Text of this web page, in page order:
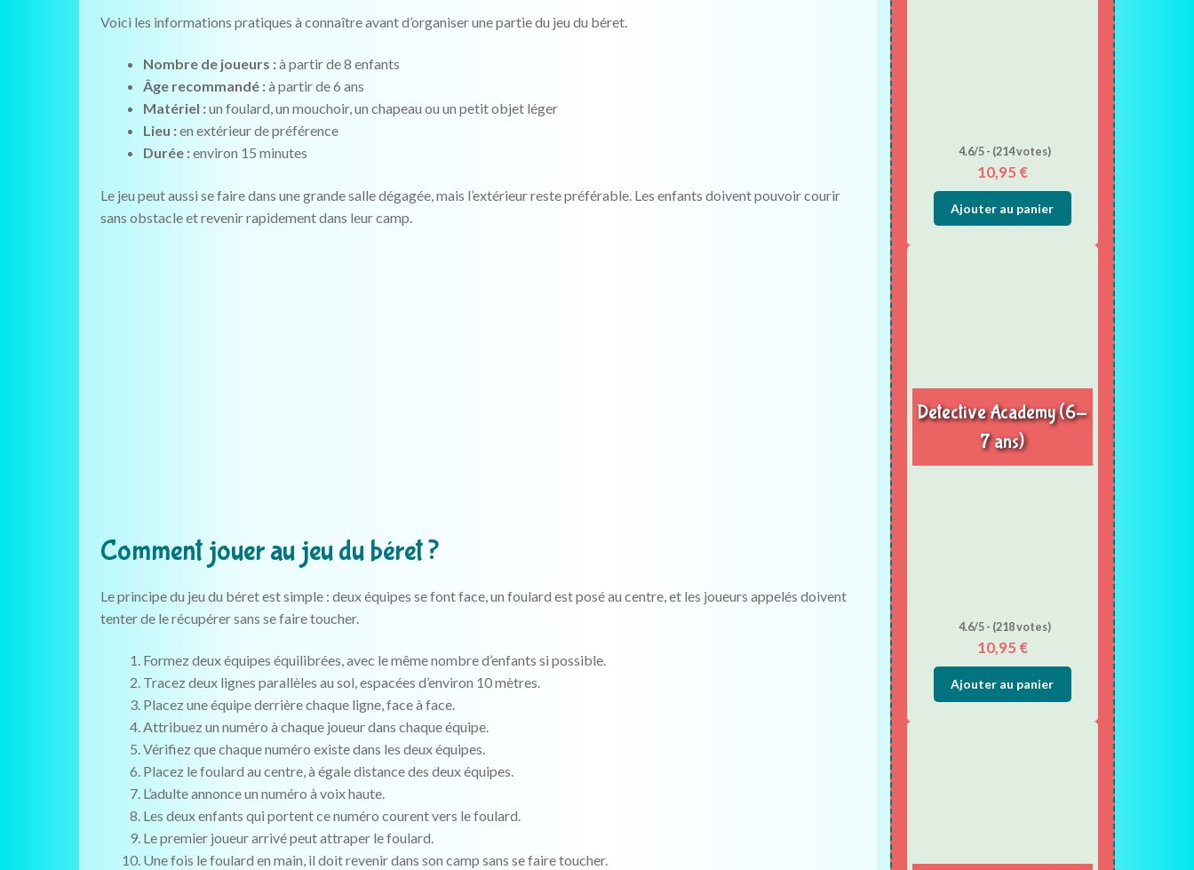
Voici les informations pratiques à connaître avant d’organiser une partie du jeu du béret.
Nombre de joueurs :à partir de 8 enfants
Âge recommandé :à partir de 6 ans
Matériel :un foulard, un mouchoir, un chapeau ou un petit objet léger
Lieu :en extérieur de préférence
Durée :environ 15 minutes
Le jeu peut aussi se faire dans une grande salle dégagée, mais l’extérieur reste préférable. Les enfants doivent pouvoir courir
sans obstacle et revenir rapidement dans leur camp.
Comment jouer au jeu du béret ?
Le principe du jeu du béret est simple : deux équipes se font face, un foulard est posé au centre, et les joueurs appelés doivent
tenter de le récupérer sans se faire toucher.
Formez deux équipes équilibrées, avec le même nombre d’enfants si possible.
Tracez deux lignes parallèles au sol, espacées d’environ 10 mètres.
Placez une équipe derrière chaque ligne, face à face.
Attribuez un numéro à chaque joueur dans chaque équipe.
Vérifiez que chaque numéro existe dans les deux équipes.
Placez le foulard au centre, à égale distance des deux équipes.
L’adulte annonce un numéro à voix haute.
Les deux enfants qui portent ce numéro courent vers le foulard.
Le premier joueur arrivé peut attraper le foulard.
Une fois le foulard en main, il doit revenir dans son camp sans se faire toucher.
4.6/5 - (214 votes)
10,95 €
Ajouter au panier
Detective Academy (6-
7 ans)
4.6/5 - (218 votes)
10,95 €
Ajouter au panier